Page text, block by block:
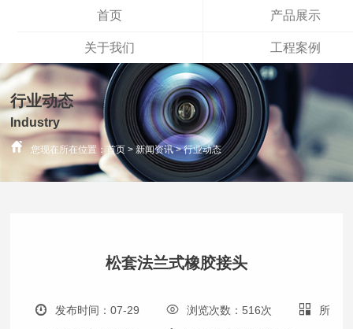
首页 产品展示
关于我们 工程案例
行业动态
Industry
您现在所在位置：首页 >新闻资讯>行业动态
松套法兰式橡胶接头
发布时间：07-29 浏览次数：516次
所